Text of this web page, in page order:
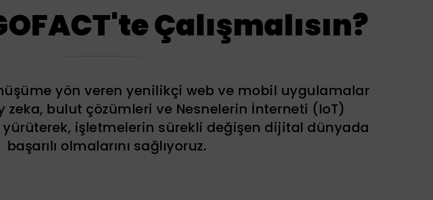
Çalışmalısın?
yön veren yenilikçi web ve mobil uygulamalar
zeka, bulut çözümleri ve Nesnelerin İnterneti (IoT)
yürüterek, işletmelerin sürekli değişen dijital dünyada
başarılı olmalarını sağlıyoruz.